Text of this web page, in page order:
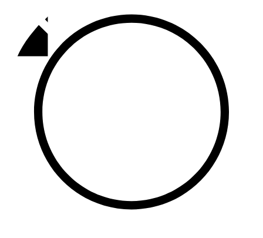
92,9 FM
Базарлы матак
107,1 FM
Балык бистәсе
104,9 FM
Баулы
107,5 FM
Биләр